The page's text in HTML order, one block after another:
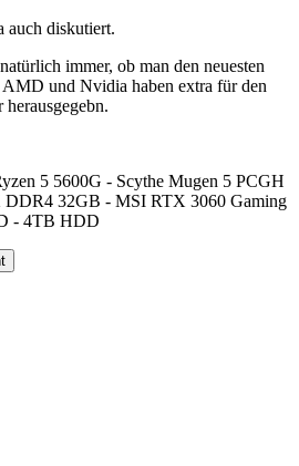
auch diskutiert.
immer, ob man den neuesten
und Nvidia haben extra für den
5 5600G - Scythe Mugen 5 PCGH
DDR4 32GB - MSI RTX 3060 Gaming
- 4TB HDD